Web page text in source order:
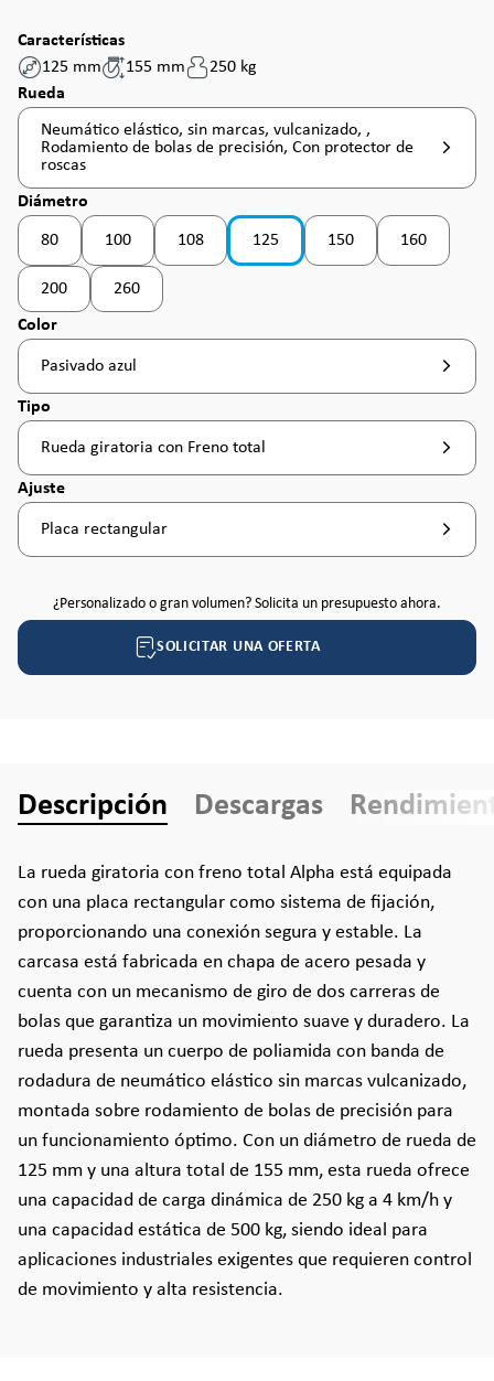
Características
125 mm
155 mm
250 kg
Seleccione
Rueda
Neumático elástico, sin marcas, vulcanizado, ,
Rodamiento de bolas de precisión, Con protector de
roscas
Seleccione
Diámetro
80
(Esta opción no está disponible en este momento. )
100
(Esta opción no está disponible en este momento. )
108
(Esta opción no está disponible en este
125 150
(Esta opción no está
160
(Esta opción
200
(Esta opción no está disponible en este momento. )
260
(Esta opción no está disponible en este momento. )
Seleccione
Color
Pasivado azul
Seleccione
Tipo
Rueda giratoria con Freno total
Seleccione
Ajuste
Placa rectangular
¿Personalizado o gran volumen? Solicita un presupuesto ahora.
SOLICITAR UNA OFERTA
Descripción Descargas
La rueda giratoria con freno total Alpha está equipada
con una placa rectangular como sistema de fijación,
proporcionando una conexión segura y estable. La
carcasa está fabricada en chapa de acero pesada y
cuenta con un mecanismo de giro de dos carreras de
bolas que garantiza un movimiento suave y duradero. La
rueda presenta un cuerpo de poliamida con banda de
rodadura de neumático elástico sin marcas vulcanizado,
montada sobre rodamiento de bolas de precisión para
un funcionamiento óptimo. Con un diámetro de rueda de
125 mm y una altura total de 155 mm, esta rueda ofrece
una capacidad de carga dinámica de 250 kg a 4 km/h y
una capacidad estática de 500 kg, siendo ideal para
aplicaciones industriales exigentes que requieren control
de movimiento y alta resistencia.